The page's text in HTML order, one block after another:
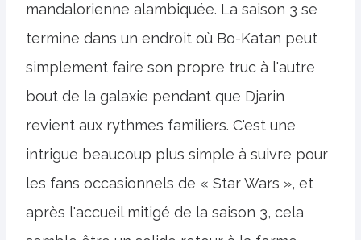
mandalorienne alambiquée. La saison 3 se
termine dans un endroit où Bo-Katan peut
simplement faire son propre truc à l'autre
bout de la galaxie pendant que Djarin
revient aux rythmes familiers. C'est une
intrigue beaucoup plus simple à suivre pour
les fans occasionnels de « Star Wars », et
après l'accueil mitigé de la saison 3, cela